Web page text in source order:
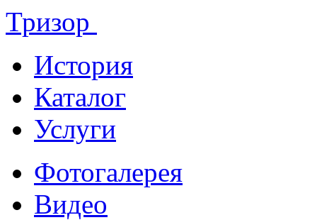
Тризор
История
Каталог
Услуги
Фотогалерея
Видео